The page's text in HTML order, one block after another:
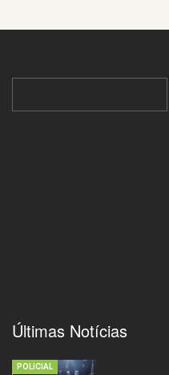
Últimas Notícias
POLICIAL